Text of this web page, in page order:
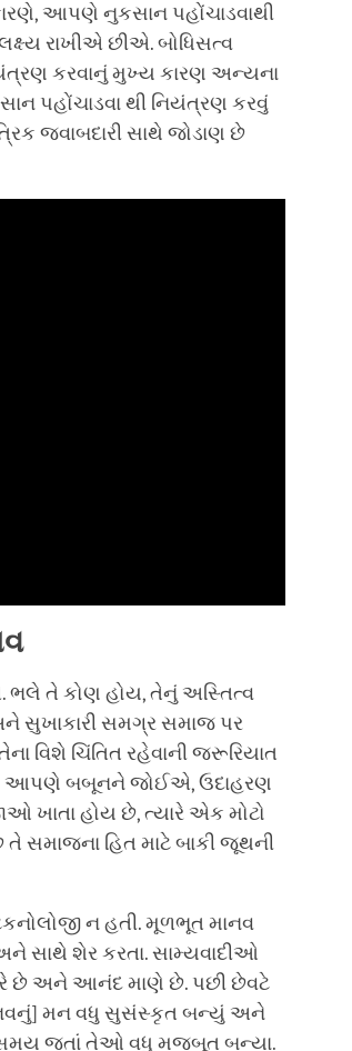
આપણે નુકસાન પહોંચાડવાથી
રાખીએ છીએ. બોધિસત્વ
કરવાનું મુખ્ય કારણ અન્યના
પહોંચાડવા થી નિયંત્રણ કરવું
જવાબદારી સાથે જોડાણ છે
ભલે તે કોણ હોય, તેનું અસ્તિત્વ
સુખાકારી સમગ્ર સમાજ પર
વિશે ચિંતિત રહેવાની જરૂરિયાત
આપણે બબૂનને જોઈએ, ઉદાહરણ
ખાતા હોય છે, ત્યારે એક મોટો
સમાજના હિત માટે બાકી જૂથની
ન હતી. મૂળભૂત માનવ
સાથે શેર કરતા. સામ્યવાદીઓ
છે અને આનંદ માણે છે. પછી છેવટે
મન વધુ સુસંસ્કૃત બન્યું અને
સમય જતાં તેઓ વધુ મજબૂત બન્યા.